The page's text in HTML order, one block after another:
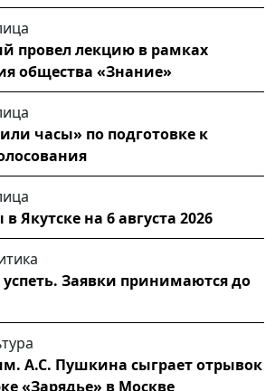
провел лекцию в рамках
общества «Знание»
часы» по подготовке к
Якутске на 6 августа 2026
Заявки принимаются до
А.С. Пушкина сыграет отрывок
«Зарядье» в Москве